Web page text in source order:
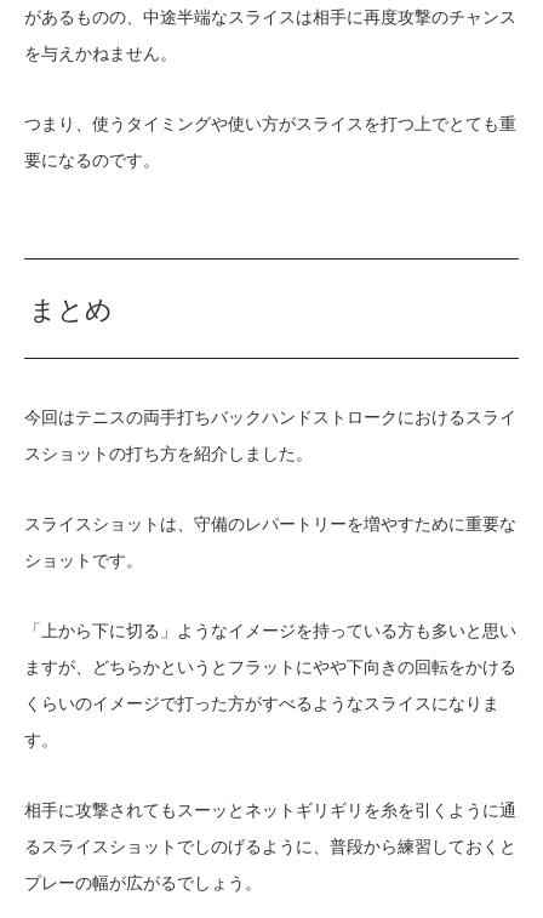
があるものの、中途半端なスライスは相手に再度攻撃のチャンス
を与えかねません。
つまり、使うタイミングや使い方がスライスを打つ上でとても重
要になるのです。
まとめ
今回はテニスの両手打ちバックハンドストロークにおけるスライ
スショットの打ち方を紹介しました。
スライスショットは、守備のレパートリーを増やすために重要な
ショットです。
「上から下に切る」ようなイメージを持っている方も多いと思い
ますが、どちらかというとフラットにやや下向きの回転をかける
くらいのイメージで打った方がすべるようなスライスになりま
す。
相手に攻撃されてもスーッとネットギリギリを糸を引くように通
るスライスショットでしのげるように、普段から練習しておくと
プレーの幅が広がるでしょう。